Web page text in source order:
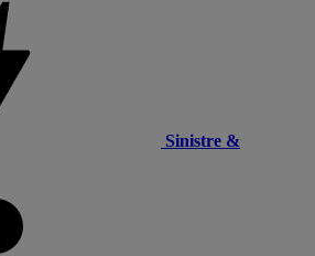
Sinistre &